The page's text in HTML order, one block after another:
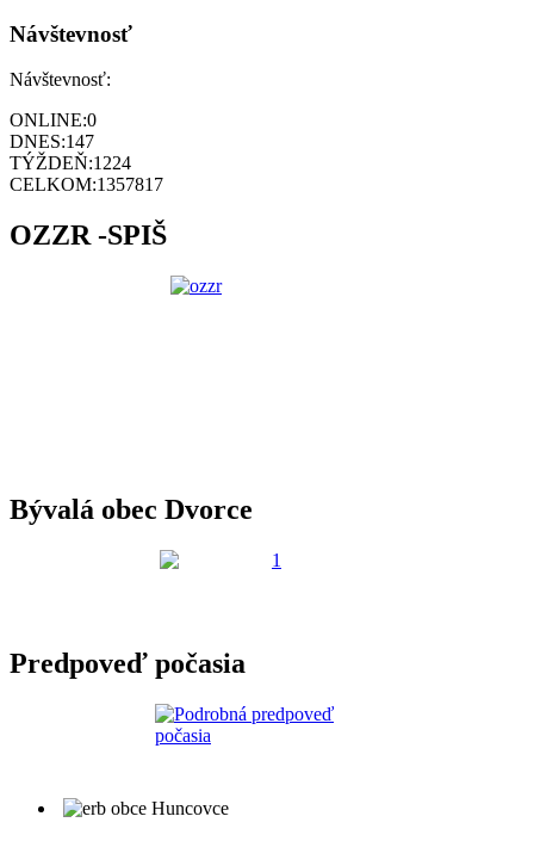
Návštevnosť
Návštevnosť:
ONLINE:0
DNES:147
TÝŽDEŇ:1224
CELKOM:1357817
OZZR -SPIŠ
Bývalá obec Dvorce
Predpoveď počasia